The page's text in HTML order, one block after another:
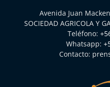
Avenida Juan
SOCIEDAD AGRICOLA Y
Teléfono:
Whatsapp:
Contacto: